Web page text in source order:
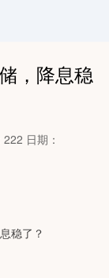
，降息稳
222 日期：